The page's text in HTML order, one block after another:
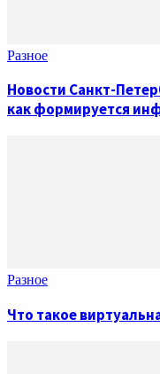
Разное
Новости Санкт-
как формируется
Разное
Что такое